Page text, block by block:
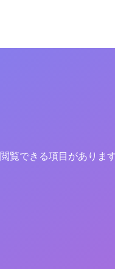
覧できる項目がありま